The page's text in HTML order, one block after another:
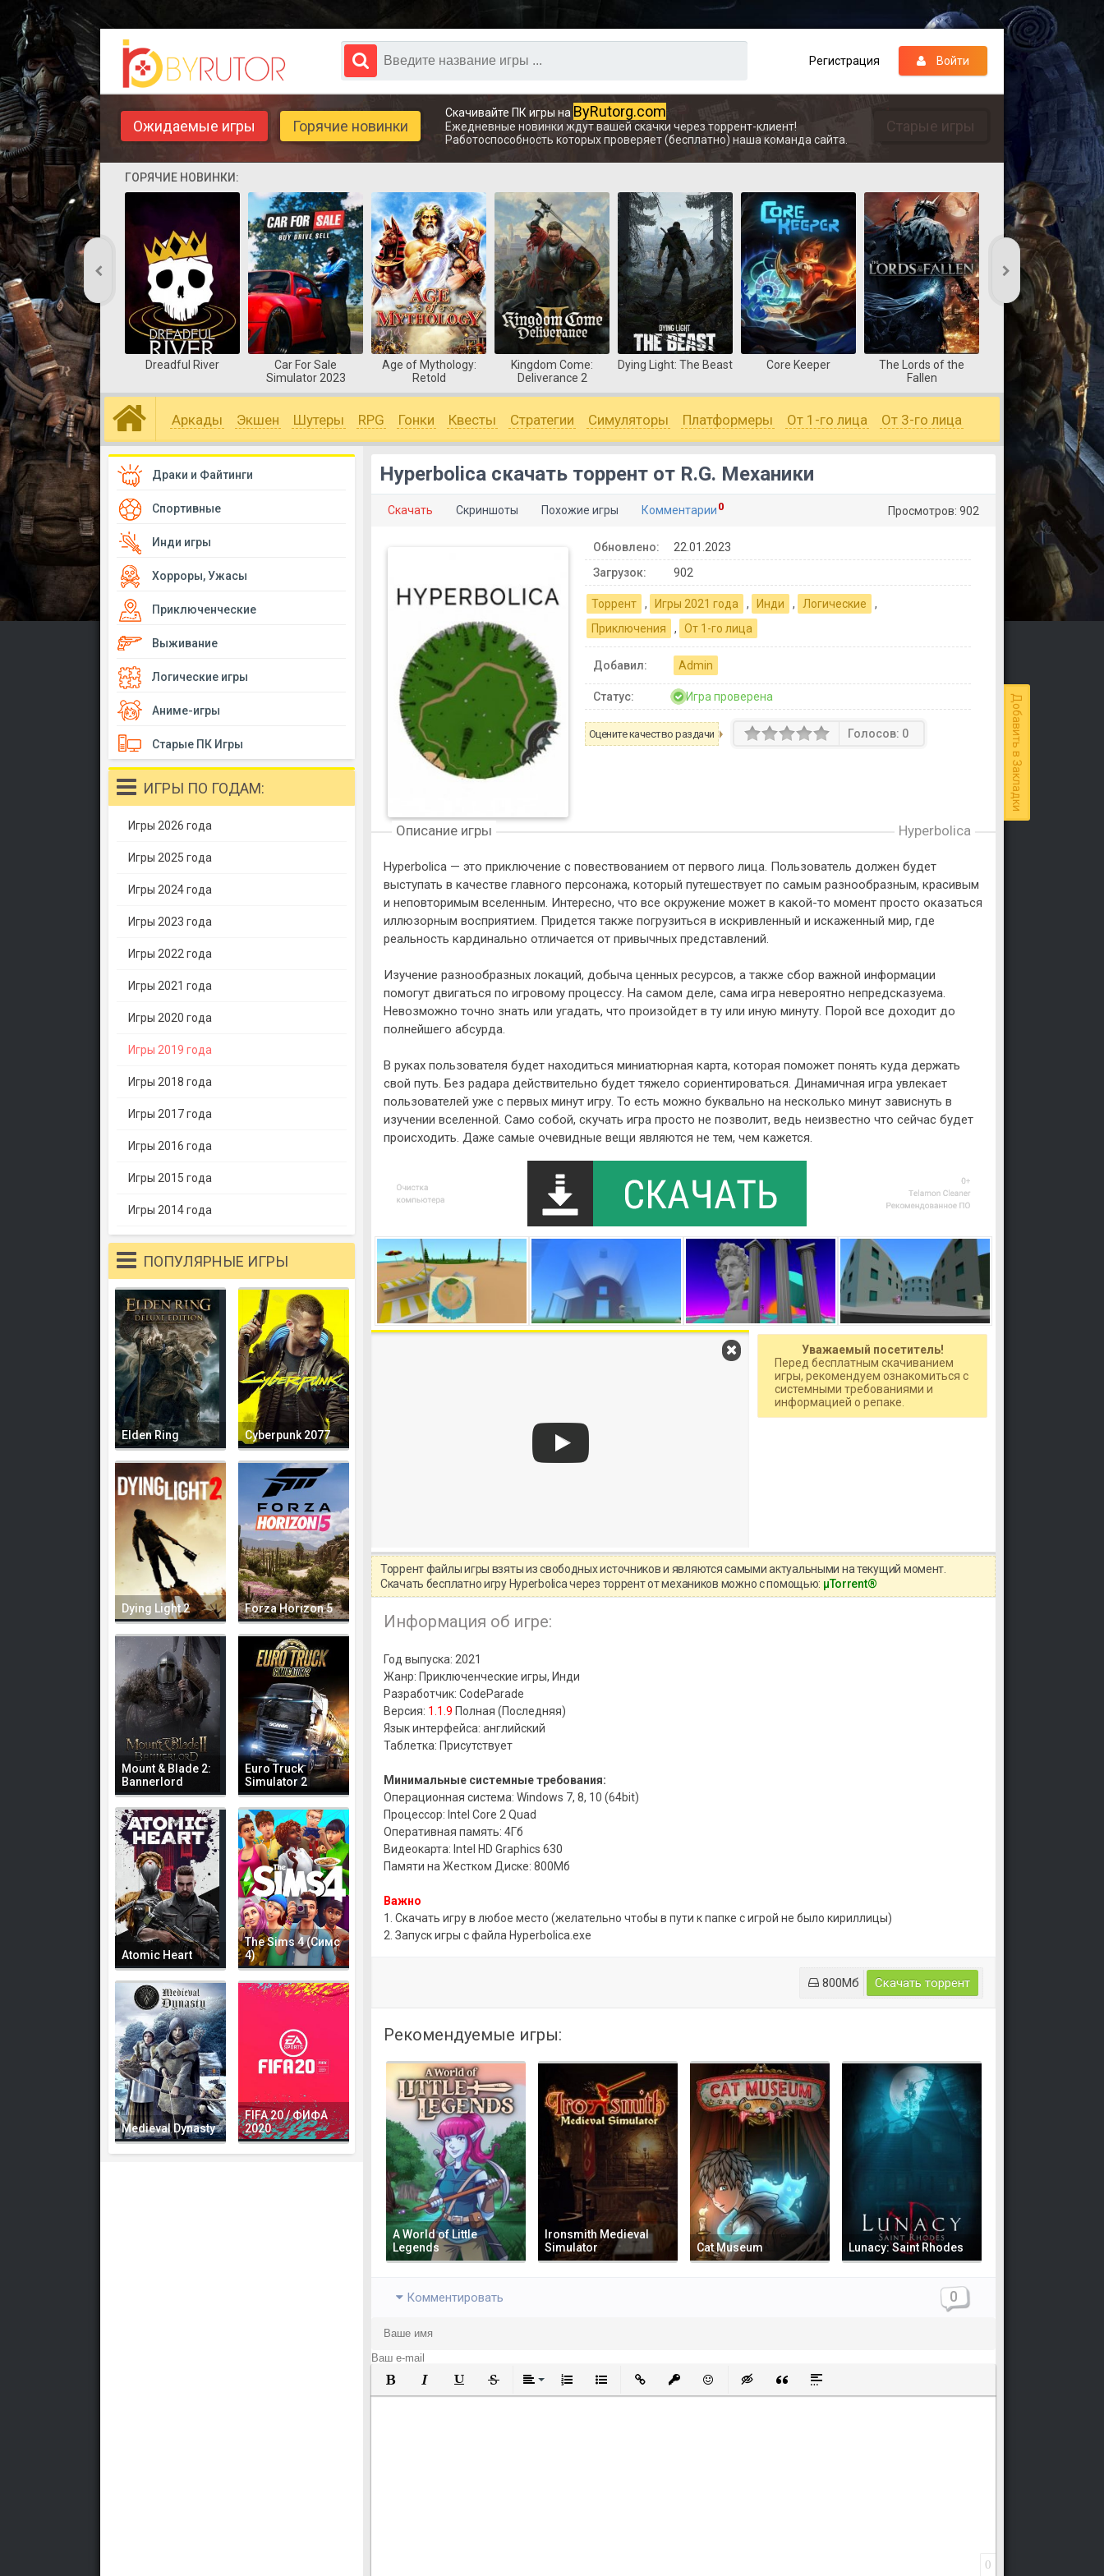
Регистрация Войти
Ожидаемые игры Горячие новинки Старые игры
Скачивайте ПК игры на ByRutorg.com
Ежедневные новинки ждут вашей скачки через торрент-клиент!
Работоспособность которых проверяет (бесплатно) наша команда сайта.
ГОРЯЧИЕ НОВИНКИ:
Dreadful River
Car For Sale
Simulator 2023
Age of Mythology:
Retold
Kingdom Come:
Deliverance 2
Dying Light: The Beast Core Keeper
The Lords of the
Fallen
REANIMAL
Аркады Экшен Шутеры RPG Гонки Квесты Стратегии Симуляторы Платформеры От 1-го лица От 3-го лица
Добавить в Закладки
Hyperbolica скачать торрент от R.G. Механики
Скачать Скриншоты Похожие игры Комментарии 0 Просмотров: 902
Обновлено:
22.01.2023
Загрузок:
902
Торрент , Игры 2021 года , Инди , Логические
,
Приключения
, От 1-го лица
Добавил: Admin
Статус: Игра проверена
Оцените качество раздачи Голосов: 0
Описание игры Hyperbolica
Hyperbolica — это приключение с повествованием от первого лица. Пользователь должен будет
выступать в качестве главного персонажа, который путешествует по самым разнообразным, красивым
и неповторимым вселенным. Интересно, что все окружение может в какой-то момент просто оказаться
иллюзорным восприятием. Придется также погрузиться в искривленный и искаженный мир, где
реальность кардинально отличается от привычных представлений.
Изучение разнообразных локаций, добыча ценных ресурсов, а также сбор важной информации
помогут двигаться по игровому процессу. На самом деле, сама игра невероятно непредсказуема.
Невозможно точно знать или угадать, что произойдет в ту или иную минуту. Порой все доходит до
полнейшего абсурда.
В руках пользователя будет находиться миниатюрная карта, которая поможет понять куда держать
свой путь. Без радара действительно будет тяжело сориентироваться. Динамичная игра увлекает
пользователей уже с первых минут игру. То есть можно буквально на несколько минут зависнуть в
изучении вселенной. Само собой, скучать игра просто не позволит, ведь неизвестно что сейчас будет
происходить. Даже самые очевидные вещи являются не тем, чем кажется.
Уважаемый посетитель!
Перед бесплатным скачиванием
игры, рекомендуем ознакомиться с
системными требованиями и
информацией о репаке.
Торрент файлы игры взяты из свободных источников и являются самыми актуальными на текущий момент.
Скачать бесплатно игру Hyperbolica через торрент от механиков можно с помощью: μTorrent®
Информация об игре:
Год выпуска: 2021
Жанр: Приключенческие игры, Инди
Разработчик: CodeParade
Версия: 1.1.9 Полная (Последняя)
Язык интерфейса: английский
Таблетка: Присутствует
Минимальные системные требования:
Операционная система: Windows 7, 8, 10 (64bit)
Процессор: Intel Core 2 Quad
Оперативная память: 4Гб
Видеокарта: Intel HD Graphics 630
Памяти на Жестком Диске: 800Мб
Важно
1. Скачать игру в любое место (желательно чтобы в пути к папке с игрой не было кириллицы)
2. Запуск игры с файла Hyperbolica.exe
800Мб Скачать торрент
Рекомендуемые игры:
A World of Little
Legends
Ironsmith Medieval
Simulator
Cat Museum Lunacy: Saint Rhodes
Комментировать 0
Полужирный
КурсивПодчеркнутый
ЗачеркнутыйВыравнивание
Нумерованный список
Маркированный список
Вставить ссылку
Вставить защищенную ссылку
Вставить смайлик
Вставка скрытого текста
Вставка цитаты
Вставка спойлера
0
Драки и Файтинги
Спортивные
Инди игры
Хорроры, Ужасы
Приключенческие
Выживание
Логические игры
Аниме-игры
Старые ПК Игры
ИГРЫ ПО ГОДАМ:
Игры 2026 года
Игры 2025 года
Игры 2024 года
Игры 2023 года
Игры 2022 года
Игры 2021 года
Игры 2020 года
Игры 2019 года
Игры 2018 года
Игры 2017 года
Игры 2016 года
Игры 2015 года
Игры 2014 года
ПОПУЛЯРНЫЕ ИГРЫ
Elden Ring Cyberpunk 2077
Dying Light 2 Forza Horizon 5
Mount & Blade 2:
Bannerlord
Euro Truck
Simulator 2
Atomic Heart
The Sims 4 (Симс
4)
Medieval Dynasty
FIFA 20 / ФИФА
2020